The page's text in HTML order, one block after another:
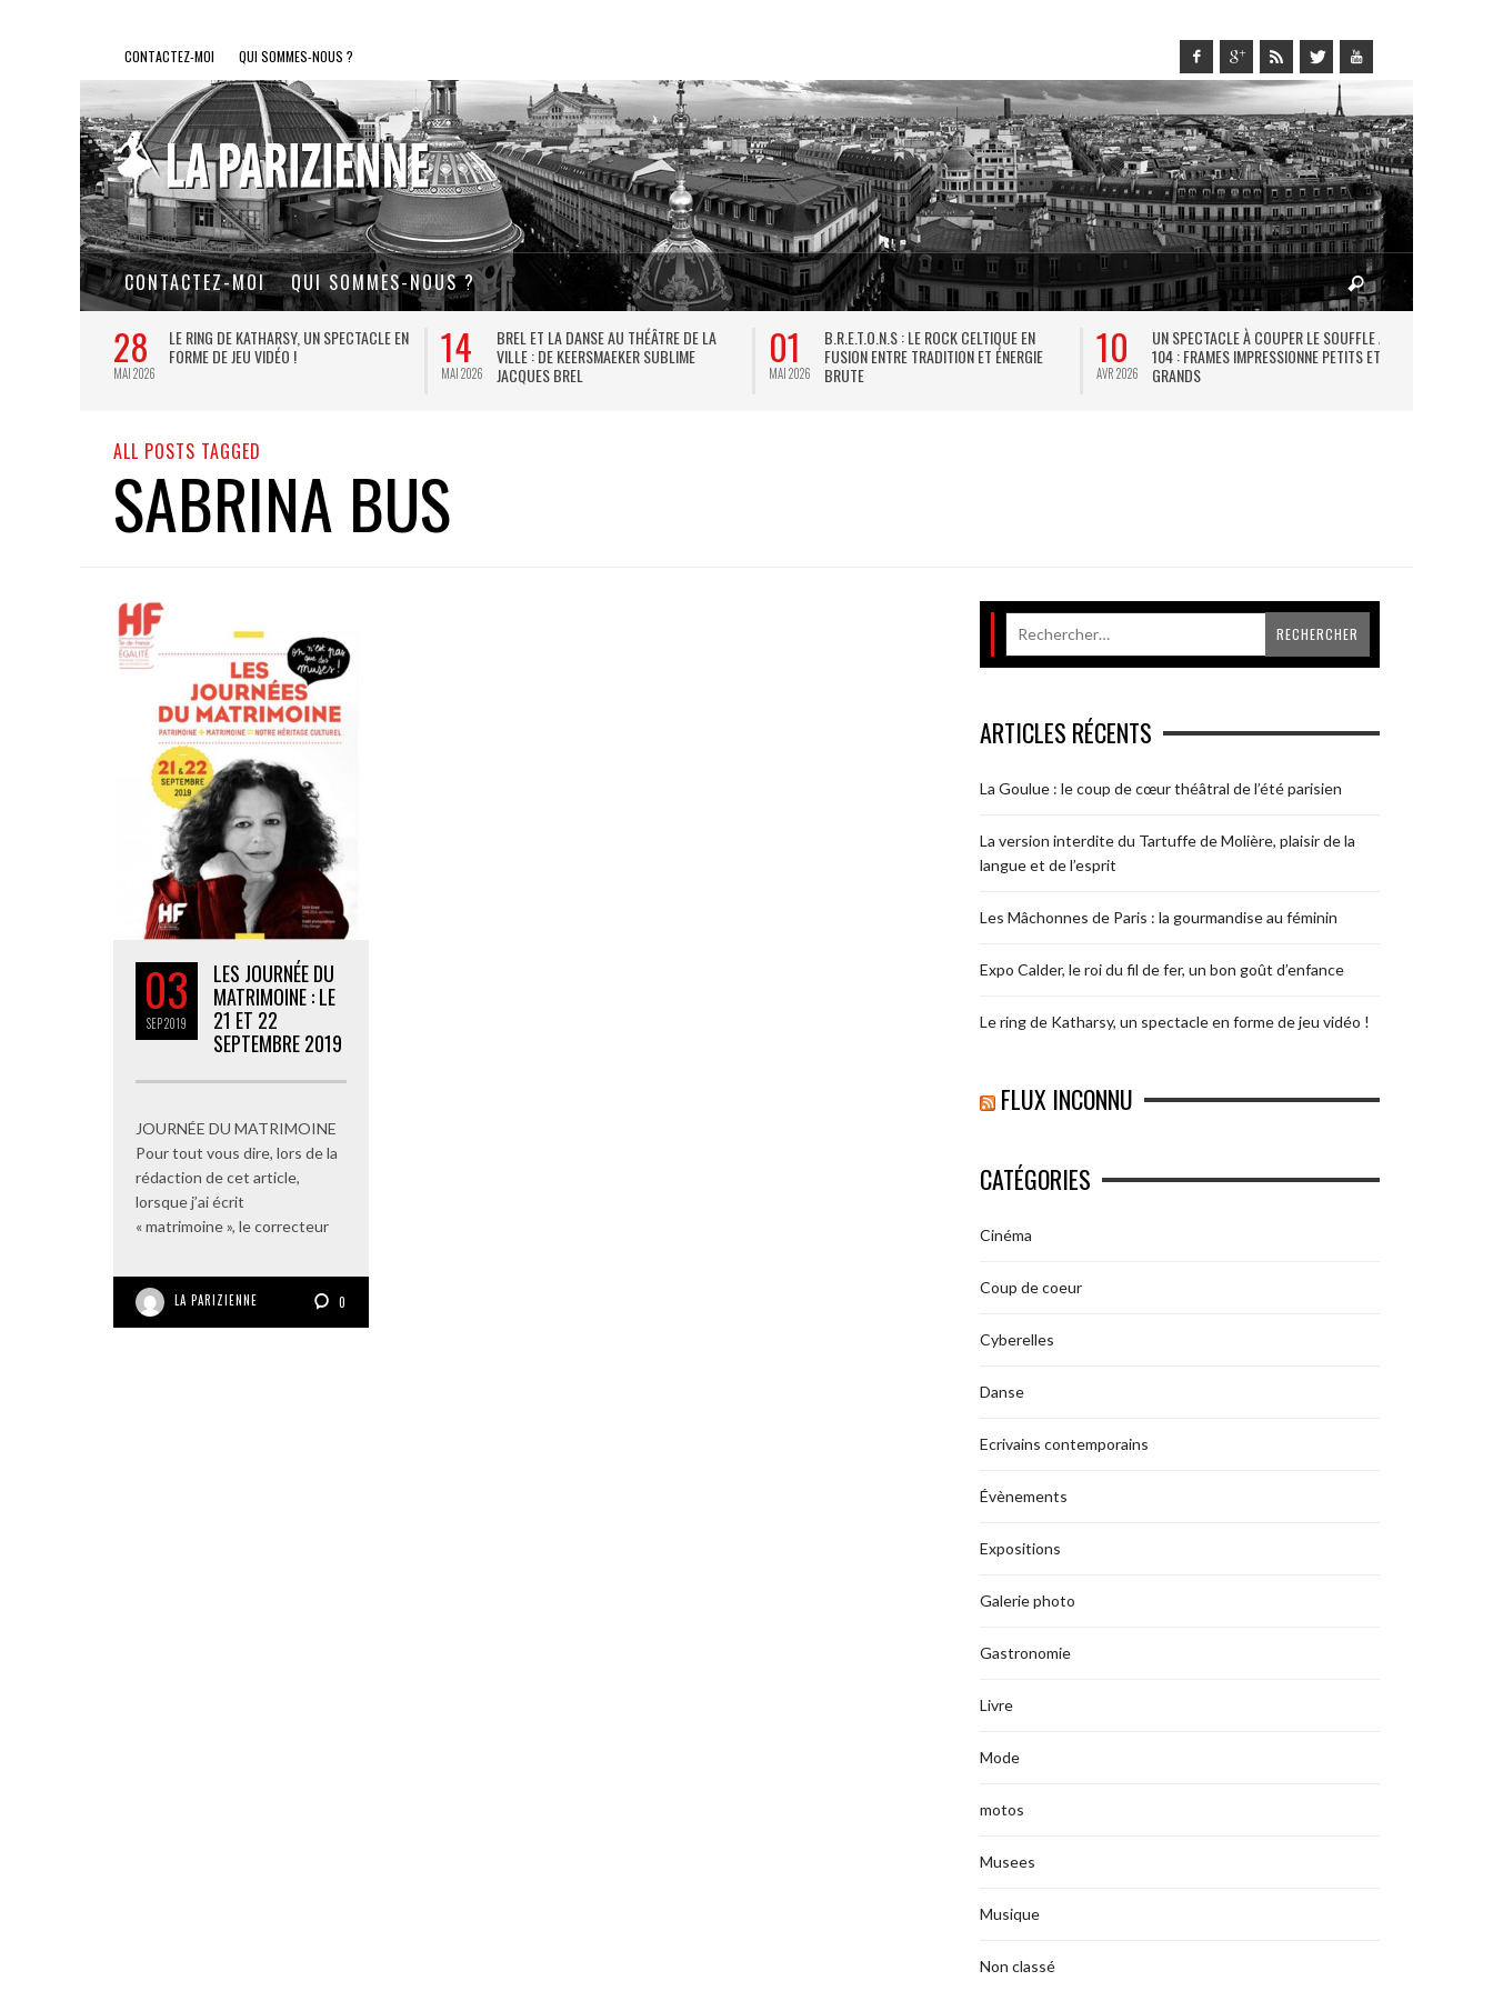
CONTACTEZ-MOI QUI SOMMES-NOUS ?
CONTACTEZ-MOI QUI SOMMES-NOUS ?
28
MAI 2026
LE RING DE KATHARSY, UN SPECTACLE EN
FORME DE JEU VIDÉO !
14
MAI 2026
BREL ET LA DANSE AU THÉÂTRE DE LA
VILLE : DE KEERSMAEKER SUBLIME
JACQUES BREL
01
MAI 2026
B.R.E.T.O.N.S : LE ROCK CELTIQUE EN
FUSION ENTRE TRADITION ET ÉNERGIE
BRUTE
10
AVR 2026
UN SPECTACLE À COUPER LE SOUFFLE AU
104 : FRAMES IMPRESSIONNE PETITS ET
GRANDS
ALL POSTS TAGGED
SABRINA BUS
03
SEP2019
LES JOURNÉE DU
MATRIMOINE : LE
21 ET 22
SEPTEMBRE 2019
JOURNÉE DU MATRIMOINE
Pour tout vous dire, lors de la
rédaction de cet article,
lorsque j’ai écrit
« matrimoine », le correcteur
LA PARIZIENNE 0
ARTICLES RÉCENTS
La Goulue : le coup de cœur théâtral de l’été parisien
La version interdite du Tartuffe de Molière, plaisir de la
langue et de l’esprit
Les Mâchonnes de Paris : la gourmandise au féminin
Expo Calder, le roi du fil de fer, un bon goût d’enfance
Le ring de Katharsy, un spectacle en forme de jeu vidéo !
FLUX INCONNU
CATÉGORIES
Cinéma
Coup de coeur
Cyberelles
Danse
Ecrivains contemporains
Évènements
Expositions
Galerie photo
Gastronomie
Livre
Mode
motos
Musees
Musique
Non classé